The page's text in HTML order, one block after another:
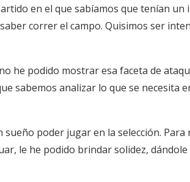
en el que sabíamos que tenían un
correr el campo. Quisimos ser
he podido mostrar esa faceta de
sabemos analizar lo que se necesita
sueño poder jugar en la selección.
le he podido brindar solidez,